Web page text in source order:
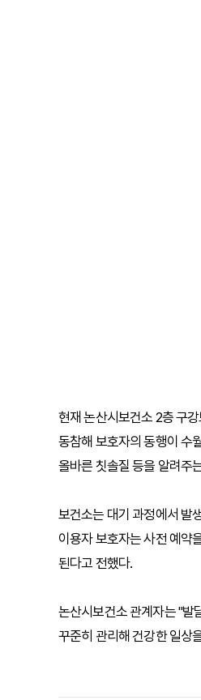
현재 논산시보건소 2층 구
동참해 보호자의 동행이 수
올바른 칫솔질 등을 알려주
보건소는 대기 과정에서 발
이용자 보호자는 사전 예약
된다고 전했다.
논산시보건소 관계자는 "발
꾸준히 관리해 건강한 일상